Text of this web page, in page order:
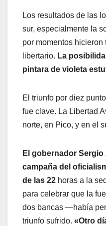
Los resultados de las
sur, especialmente la
por momentos hicieron
libertario. La
pintara de violeta
El triunfo por diez
fue clave. La Libertad
norte, en Pico, y en el
El gobernador
campaña del
de las 22 horas a la
para celebrar que la
dos bancas —había
triunfo sufrido. «Otro